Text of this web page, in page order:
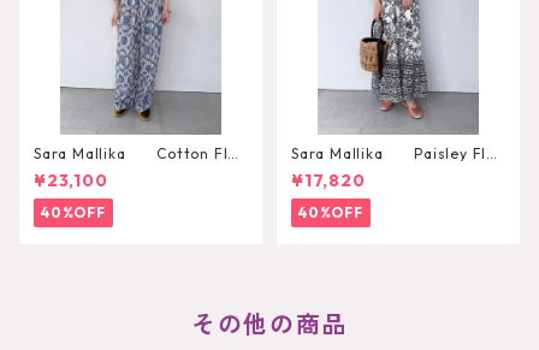
Sara Mallika Cotton Flo
wer Signal Print All In One
¥23,100
40%OFF
Sara Mallika Paisley Flo
wer Print Dress
¥17,820
40%OFF
その他の商品